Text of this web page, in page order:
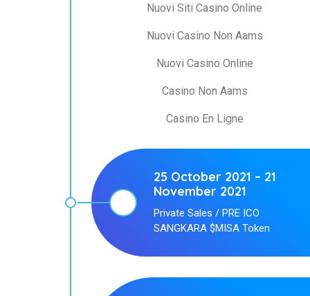
Nuovi Siti Casino Online
Nuovi Casino Non Aams
Nuovi Casino Online
Casino Non Aams
Casino En Ligne
25 October 2021 – 21
November 2021
Private Sales / PRE ICO
SANGKARA $MISA Token